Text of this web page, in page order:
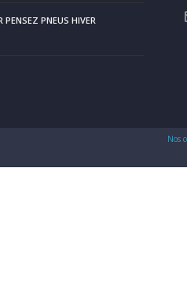
PENSEZ PNEUS HIVER
Nos